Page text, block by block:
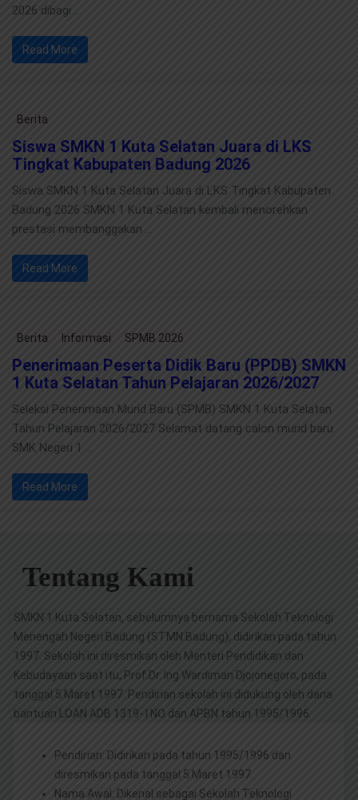
2026 dibagi …
Read More
Berita
Siswa SMKN 1 Kuta Selatan Juara di LKS
Tingkat Kabupaten Badung 2026
Siswa SMKN 1 Kuta Selatan Juara di LKS Tingkat Kabupaten
Badung 2026 SMKN 1 Kuta Selatan kembali menorehkan
prestasi membanggakan …
Read More
Berita Informasi SPMB 2026
Penerimaan Peserta Didik Baru (PPDB) SMKN
1 Kuta Selatan Tahun Pelajaran 2026/2027
Seleksi Penerimaan Murid Baru (SPMB) SMKN 1 Kuta Selatan
Tahun Pelajaran 2026/2027 Selamat datang calon murid baru
SMK Negeri 1 …
Read More
Tentang Kami
SMKN 1 Kuta Selatan, sebelumnya bernama Sekolah Teknologi
Menengah Negeri Badung (STMN Badung), didirikan pada tahun
1997. Sekolah ini diresmikan oleh Menteri Pendidikan dan
Kebudayaan saat itu, Prof.Dr. Ing Wardiman Djojonegoro, pada
tanggal 5 Maret 1997. Pendirian sekolah ini didukung oleh dana
bantuan LOAN ADB 1319- I NO dan APBN tahun 1995/1996.
Pendirian: Didirikan pada tahun 1995/1996 dan
diresmikan pada tanggal 5 Maret 1997.
Nama Awal: Dikenal sebagai Sekolah Teknologi